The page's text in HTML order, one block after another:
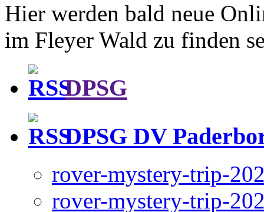
Hier werden bald neue
im Fleyer Wald zu finden
DPSG
DPSG DV
rover-mystery-trip-
rover-mystery-trip-